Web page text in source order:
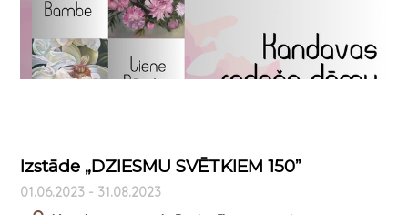
Izstāde „DZIESMU SVĒTKIEM 150”
01.06.2023 - 31.08.2023